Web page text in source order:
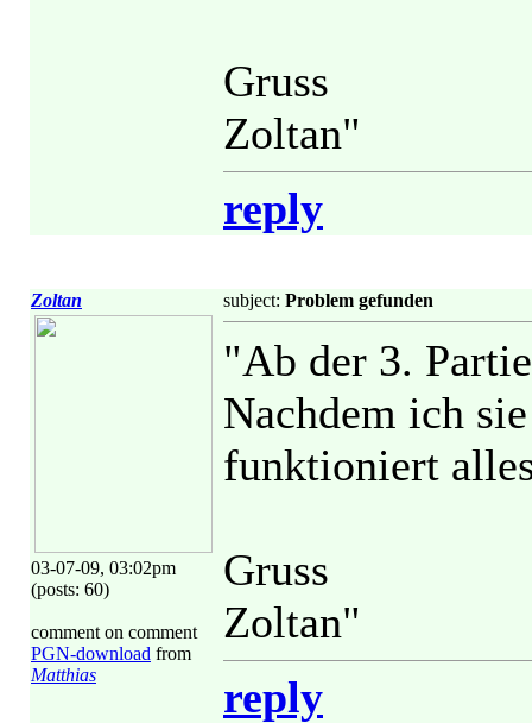
Gruss
Zoltan"
reply
Zoltan
03-07-09, 03:02pm
(posts: 60)
comment on comment
PGN-download from
Matthias
subject: Problem gefunden
"Ab der 3.
Nachdem ich
funktioniert
Gruss
Zoltan"
reply